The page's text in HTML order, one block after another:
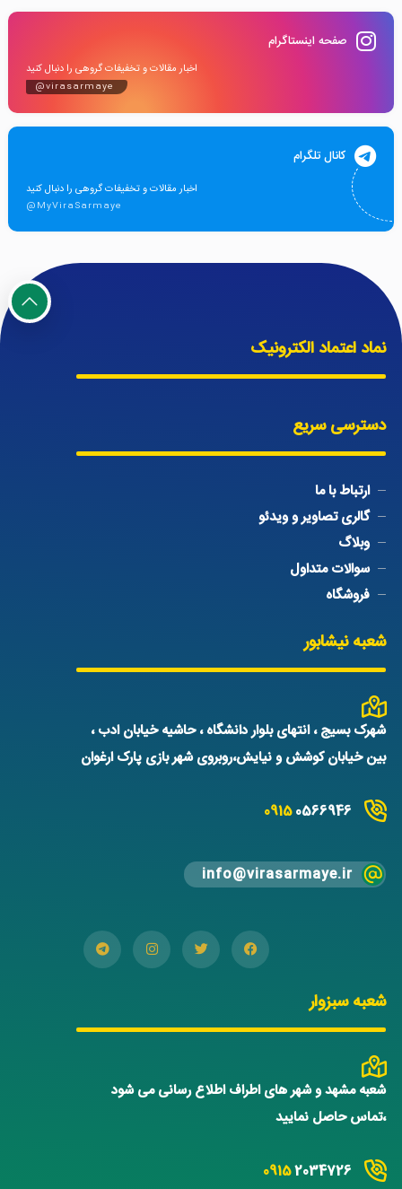
صفحه اینستاگرام
اخبار مقالات و تخفیفات گروهی را دنبال کنید
@virasarmaye
کانال تلگرام
اخبار مقالات و تخفیفات گروهی را دنبال کنید
@MyViraSarmaye
نماد اعتماد الکترونیک
دسترسی سریع
ارتباط با ما
گالری تصاویر و ویدئو
وبلاگ
سوالات متداول
فروشگاه
شعبه نیشابور
شهرک بسیج ، انتهای بلوار دانشگاه ، حاشیه خیابان ادب ،
بین خیابان کوشش و نیایش،روبروی شهر بازی پارک ارغوان
09150566946
info@virasarmaye.ir
شعبه سبزوار
شعبه مشهد و شهر های اطراف اطلاع رسانی می شود
،تماس حاصل نمایید
09152034726